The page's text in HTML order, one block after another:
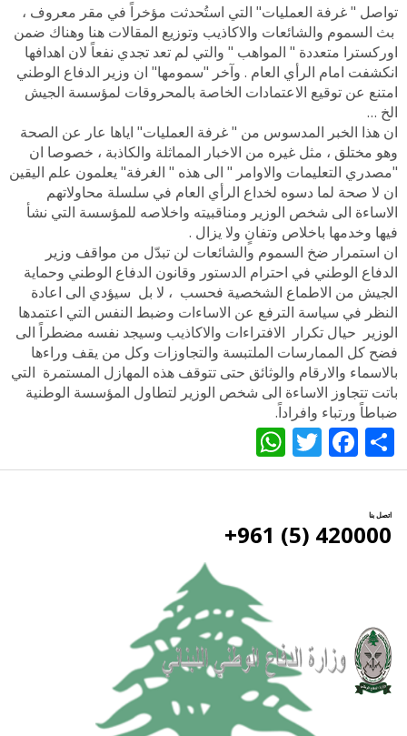
تواصل " غرفة العمليات" التي استُحدثت مؤخراً في مقر معروف ،
بث السموم والشائعات والاكاذيب وتوزيع المقالات هنا وهناك ضمن
اوركسترا متعددة " المواهب " والتي لم تعد تجدي نفعاً لان اهدافها
انكشفت امام الرأي العام . وآخر "سمومها" ان وزير الدفاع الوطني
امتنع عن توقيع الاعتمادات الخاصة بالمحروقات لمؤسسة الجيش
الخ …
ان هذا الخبر المدسوس من " غرفة العمليات" اياها عار عن الصحة
وهو مختلق ، مثل غيره من الاخبار المماثلة والكاذبة ، خصوصا ان
"مصدري التعليمات والاوامر " الى هذه " الغرفة" يعلمون علم اليقين
ان لا صحة لما دسوه لخداع الرأي العام في سلسلة محاولاتهم
الاساءة الى شخص الوزير ومناقبيته واخلاصه للمؤسسة التي نشأ
فيها وخدمها باخلاص وتفانٍ ولا يزال .
ان استمرار ضخ السموم والشائعات لن تبدّل من مواقف وزير
الدفاع الوطني في احترام الدستور وقانون الدفاع الوطني وحماية
الجيش من الاطماع الشخصية فحسب ، لا بل سيؤدي الى اعادة
النظر في سياسة الترفع عن الاساءات وضبط النفس التي اعتمدها
الوزير حيال تكرار الافتراءات والاكاذيب وسيجد نفسه مضطراً الى
فضح كل الممارسات الملتبسة والتجاوزات وكل من يقف وراءها
بالاسماء والارقام والوثائق حتى تتوقف هذه المهازل المستمرة التي
باتت تتجاوز الاساءة الى شخص الوزير لتطاول المؤسسة الوطنية
ضباطاً ورتباء وافراداً.
Share
Facebook
Twitter
اتصل بنا
420000 (5) 961+